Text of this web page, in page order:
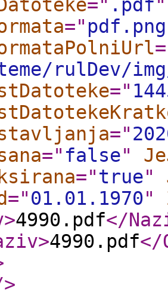
=" .pdf"
=" pdf.png
rulDev/
="
="
=" false"
="true"
="01.01.1970"
>4990.pdf</
>4990.pdf</